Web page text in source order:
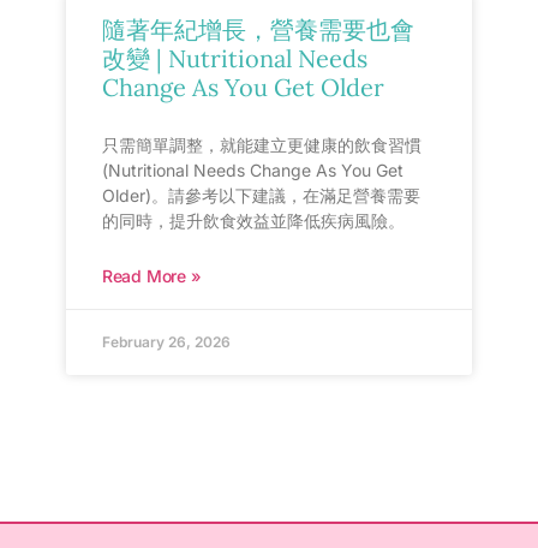
隨著年紀增長，營養需要也會
改變 | Nutritional Needs
Change As You Get Older
只需簡單調整，就能建立更健康的飲食習慣
(Nutritional Needs Change As You Get
Older)。請參考以下建議，在滿足營養需要
的同時，提升飲食效益並降低疾病風險。
Read More »
February 26, 2026